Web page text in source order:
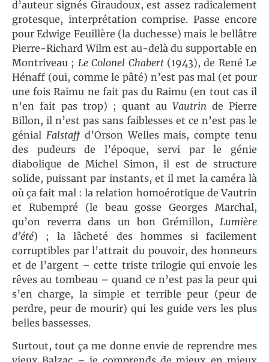
d’auteur signés Giraudoux, est assez radicalement
grotesque, interprétation comprise. Passe encore
pour Edwige Feuillère (la duchesse) mais le bellâtre
Pierre-Richard Wilm est au-delà du supportable en
Montriveau ; Le Colonel Chabert(1943), de René Le
Hénaff (oui, comme le pâté) n’est pas mal (et pour
une fois Raimu ne fait pas du Raimu (en tout cas il
n’en fait pas trop) ; quant au Vautrin de Pierre
Billon, il n’est pas sans faiblesses et ce n’est pas le
génial Falstaffd’Orson Welles mais, compte tenu
des pudeurs de l’époque, servi par le génie
diabolique de Michel Simon, il est de structure
solide, puissant par instants, et il met la caméra là
où ça fait mal : la relation homoérotique de Vautrin
et Rubempré (le beau gosse Georges Marchal,
qu’on reverra dans un bon Grémillon, Lumière
d’été) ; la lâcheté des hommes si facilement
corruptibles par l’attrait du pouvoir, des honneurs
et de l’argent – cette triste trilogie qui envoie les
rêves au tombeau – quand ce n’est pas la peur qui
s’en charge, la simple et terrible peur (peur de
perdre, peur de mourir) qui les guide vers les plus
belles bassesses.
Surtout, tout ça me donne envie de reprendre mes